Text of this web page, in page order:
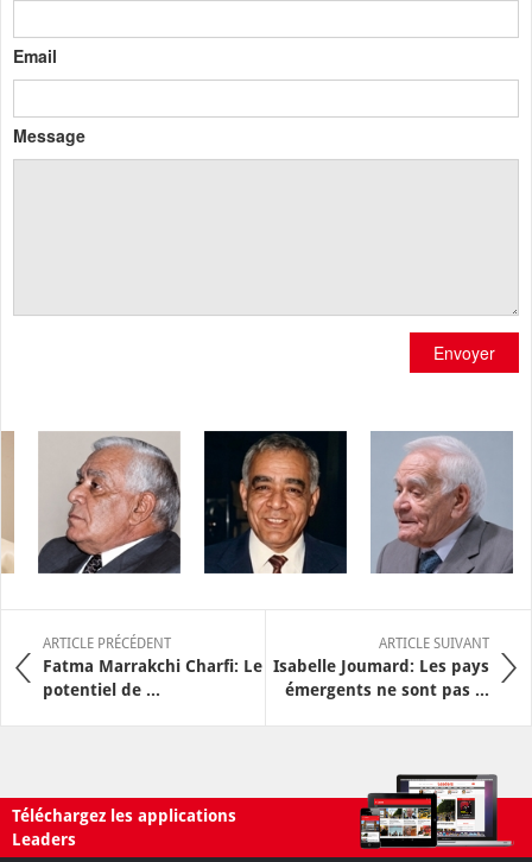
Email
Message
Envoyer
ARTICLE PRÉCÉDENT
Fatma Marrakchi Charfi: Le
potentiel de ...
ARTICLE SUIVANT
Isabelle Joumard: Les pays
émergents ne sont pas ...
Téléchargez les applications
Leaders